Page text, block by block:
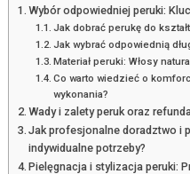
Wybór odpowiedniej peruki:
Jak dobrać perukę do
Jak wybrać odpowiednią
Materiał peruki: Włosy
Co warto wiedzieć o
wykonania?
Wady i zalety peruk oraz
Jak profesjonalne doradztwo i
indywidualne potrzeby?
Pielęgnacja i stylizacja peruki: